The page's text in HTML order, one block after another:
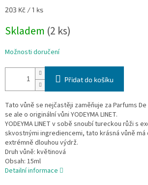
Měrná
203 Kč / 1 ks
Skladem (2 ks)
Možnosti doručení
Přidat do košíku
Tato vůně se nejčastěji zaměňuje za Parfums De
se ale o originální vůni YODEYMA LINET.
YODEYMA LINET v sobě snoubí tureckou růži s
skvostnými ingrediencemi, tato krásná vůně má
extrémně dlouhou výdrž.
Druh vůně: květinová
Obsah: 15ml
Detailní informace